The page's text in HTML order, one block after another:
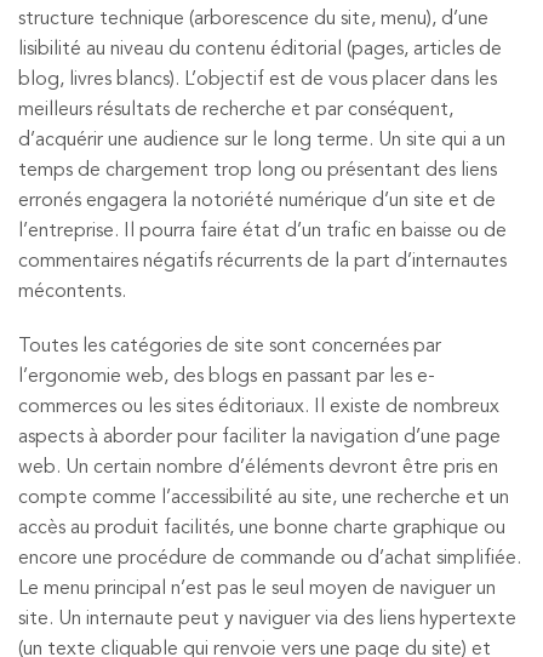
structure technique (arborescence du site, menu), d’une
lisibilité au niveau du contenu éditorial (pages, articles de
blog, livres blancs). L’objectif est de vous placer dans les
meilleurs résultats de recherche et par conséquent,
d’acquérir une audience sur le long terme. Un site qui a un
temps de chargement trop long ou présentant des liens
erronés engagera la notoriété numérique d’un site et de
l’entreprise. Il pourra faire état d’un trafic en baisse ou de
commentaires négatifs récurrents de la part d’internautes
mécontents.
Toutes les catégories de site sont concernées par
l’ergonomie web, des blogs en passant par les e-
commerces ou les sites éditoriaux. Il existe de nombreux
aspects à aborder pour faciliter la navigation d’une page
web. Un certain nombre d’éléments devront être pris en
compte comme l’accessibilité au site, une recherche et un
accès au produit facilités, une bonne charte graphique ou
encore une procédure de commande ou d’achat simplifiée.
Le menu principal n’est pas le seul moyen de naviguer un
site. Un internaute peut y naviguer via des liens hypertexte
(un texte cliquable qui renvoie vers une page du site) et